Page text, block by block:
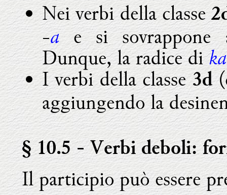
Nei verbi della classe
-ae si sovrappone
Dunque, la radice di
I verbi della classe3d
aggiungendo la
§ 10.5- Verbi deboli:
Il participio può essere